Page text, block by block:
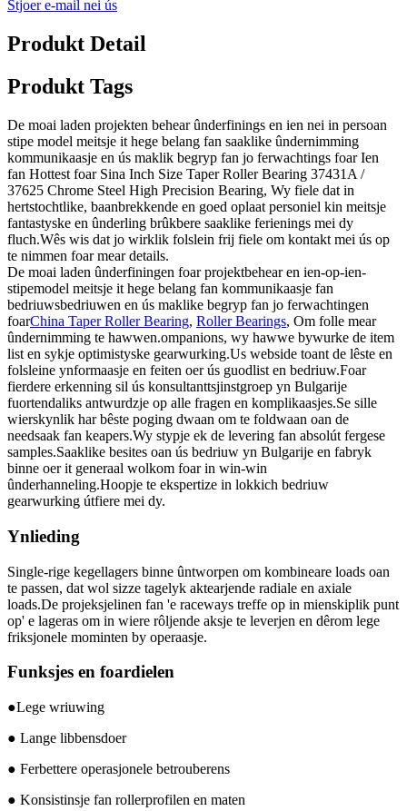
Stjoer e-mail nei ús
Produkt Detail
Produkt Tags
De moai laden projekten behear ûnderfinings en ien nei in persoan
stipe model meitsje it hege belang fan saaklike ûndernimming
kommunikaasje en ús maklik begryp fan jo ferwachtings foar Ien
fan Hottest foar Sina Inch Size Taper Roller Bearing 37431A /
37625 Chrome Steel High Precision Bearing, Wy fiele dat in
hertstochtlike, baanbrekkende en goed oplaat personiel kin meitsje
fantastyske en ûnderling brûkbere saaklike ferienings mei dy
fluch.Wês wis dat jo wirklik folslein frij fiele om kontakt mei ús op
te nimmen foar mear details.
De moai laden ûnderfiningen foar projektbehear en ien-op-ien-
stipemodel meitsje it hege belang fan kommunikaasje fan
bedriuwsbedriuwen en ús maklike begryp fan jo ferwachtingen
foarChina Taper Roller Bearing, Roller Bearings, Om folle mear
ûndernimming te hawwen.ompanions, wy hawwe bywurke de item
list en sykje optimistyske gearwurking.Us webside toant de lêste en
folsleine ynformaasje en feiten oer ús guodlist en bedriuw.Foar
fierdere erkenning sil ús konsultanttsjinstgroep yn Bulgarije
fuortendaliks antwurdzje op alle fragen en komplikaasjes.Se sille
wierskynlik har bêste poging dwaan om te foldwaan oan de
needsaak fan keapers.Wy stypje ek de levering fan absolút fergese
samples.Saaklike besites oan ús bedriuw yn Bulgarije en fabryk
binne oer it generaal wolkom foar in win-win
ûnderhanneling.Hoopje te ekspertize in lokkich bedriuw
gearwurking útfiere mei dy.
Ynlieding
Single-rige kegellagers binne ûntworpen om kombineare loads oan
te passen, dat wol sizze tagelyk aktearjende radiale en axiale
loads.De projeksjelinen fan 'e raceways treffe op in mienskiplik punt
op' e lageras om in wiere rôljende aksje te leverjen en dêrom lege
friksjonele mominten by operaasje.
Funksjes en foardielen
●Lege wriuwing
● Lange libbensdoer
● Ferbettere operasjonele betrouberens
● Konsistinsje fan rollerprofilen en maten